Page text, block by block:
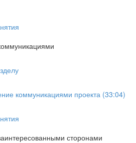
коммуникациями проекта (33:04)
сторонами